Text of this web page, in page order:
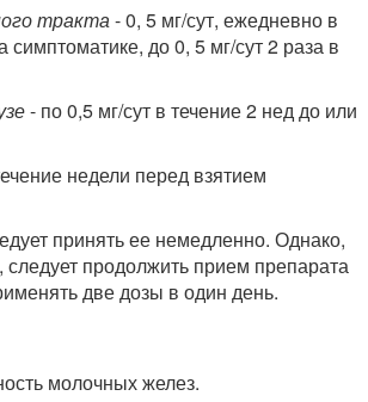
тракта- 0, 5 мг/сут, ежедневно в
до 0, 5 мг/сут 2 раза в
- по 0,5 мг/сут в течение 2 нед до или
недели перед взятием
принять ее немедленно. Однако,
продолжить прием препарата
две дозы в один день.
молочных желез.